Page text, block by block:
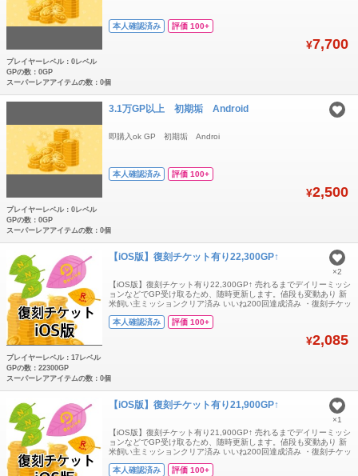
本人確認済み 評価 100+
¥7,700
プレイヤーレベル：0レベル
GPの数：0GP
スーパーレアアイテムの数：0個
3.1万GP以上 初期垢 Android
即購入ok GP 初期垢 Androi
本人確認済み 評価 100+
¥2,500
プレイヤーレベル：0レベル
GPの数：0GP
スーパーレアアイテムの数：0個
【iOS版】復刻チケット有り22,300GP↑
【iOS版】復刻チケット有り22,300GP↑ 売れるまでデイリーミッシ
ョンなどでGP受け取るため、随時更新します。値段も変動あり 新
米飼い主ミッションクリア済み いいね200回達成済み ・復刻チケッ
現在22,300GP↑ ・ホムLv17↑ ※ラボワーク「特別」内の未受け取
本人確認済み 評価 100+
¥2,085
×2
プレイヤーレベル：17レベル
GPの数：22300GP
スーパーレアアイテムの数：0個
【iOS版】復刻チケット有り21,900GP↑
【iOS版】復刻チケット有り21,900GP↑ 売れるまでデイリーミッシ
ョンなどでGP受け取るため、随時更新します。値段も変動あり 新
米飼い主ミッションクリア済み いいね200回達成済み ・復刻チケッ
21,200GP▶︎現在21,900GP↑ ・ホムLv15↑ ※ラボワーク「特別」内
本人確認済み 評価 100+
×1